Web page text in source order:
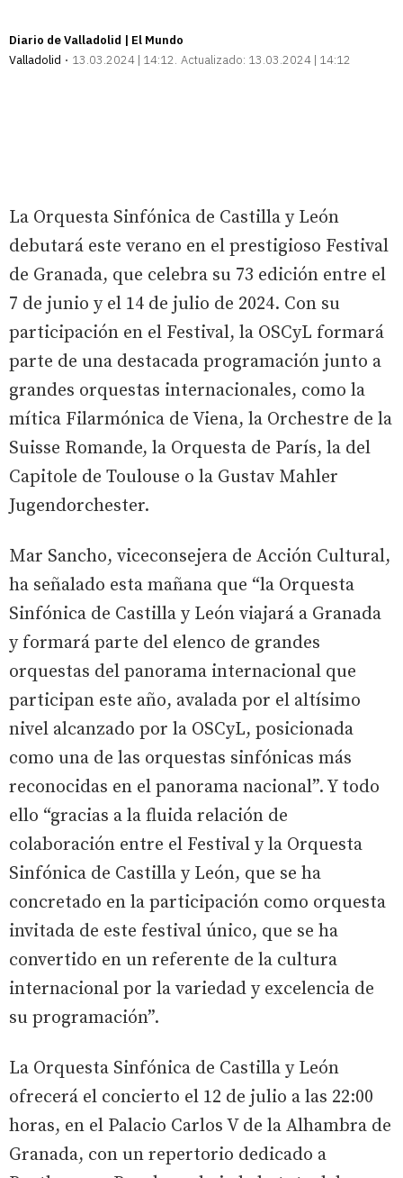
Diario de Valladolid | El Mundo
Valladolid
13.03.2024 | 14:12 Actualizado: 13.03.2024 | 14:12
La Orquesta Sinfónica de Castilla y León
debutará este verano en el prestigioso Festival
de Granada, que celebra su 73 edición entre el
7 de junio y el 14 de julio de 2024. Con su
participación en el Festival, la OSCyL formará
parte de una destacada programación junto a
grandes orquestas internacionales, como la
mítica Filarmónica de Viena, la Orchestre de la
Suisse Romande, la Orquesta de París, la del
Capitole de Toulouse o la Gustav Mahler
Jugendorchester.
Mar Sancho, viceconsejera de Acción Cultural,
ha señalado esta mañana que “la Orquesta
Sinfónica de Castilla y León viajará a Granada
y formará parte del elenco de grandes
orquestas del panorama internacional que
participan este año, avalada por el altísimo
nivel alcanzado por la OSCyL, posicionada
como una de las orquestas sinfónicas más
reconocidas en el panorama nacional”. Y todo
ello “gracias a la fluida relación de
colaboración entre el Festival y la Orquesta
Sinfónica de Castilla y León, que se ha
concretado en la participación como orquesta
invitada de este festival único, que se ha
convertido en un referente de la cultura
internacional por la variedad y excelencia de
su programación”.
La Orquesta Sinfónica de Castilla y León
ofrecerá el concierto el 12 de julio a las 22:00
horas, en el Palacio Carlos V de la Alhambra de
Granada, con un repertorio dedicado a